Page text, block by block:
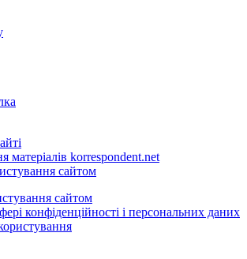
матеріалів korrespondent.net
сайтом
сайтом
конфіденційності і персональних даних